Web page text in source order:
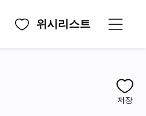
위시리스트
저장